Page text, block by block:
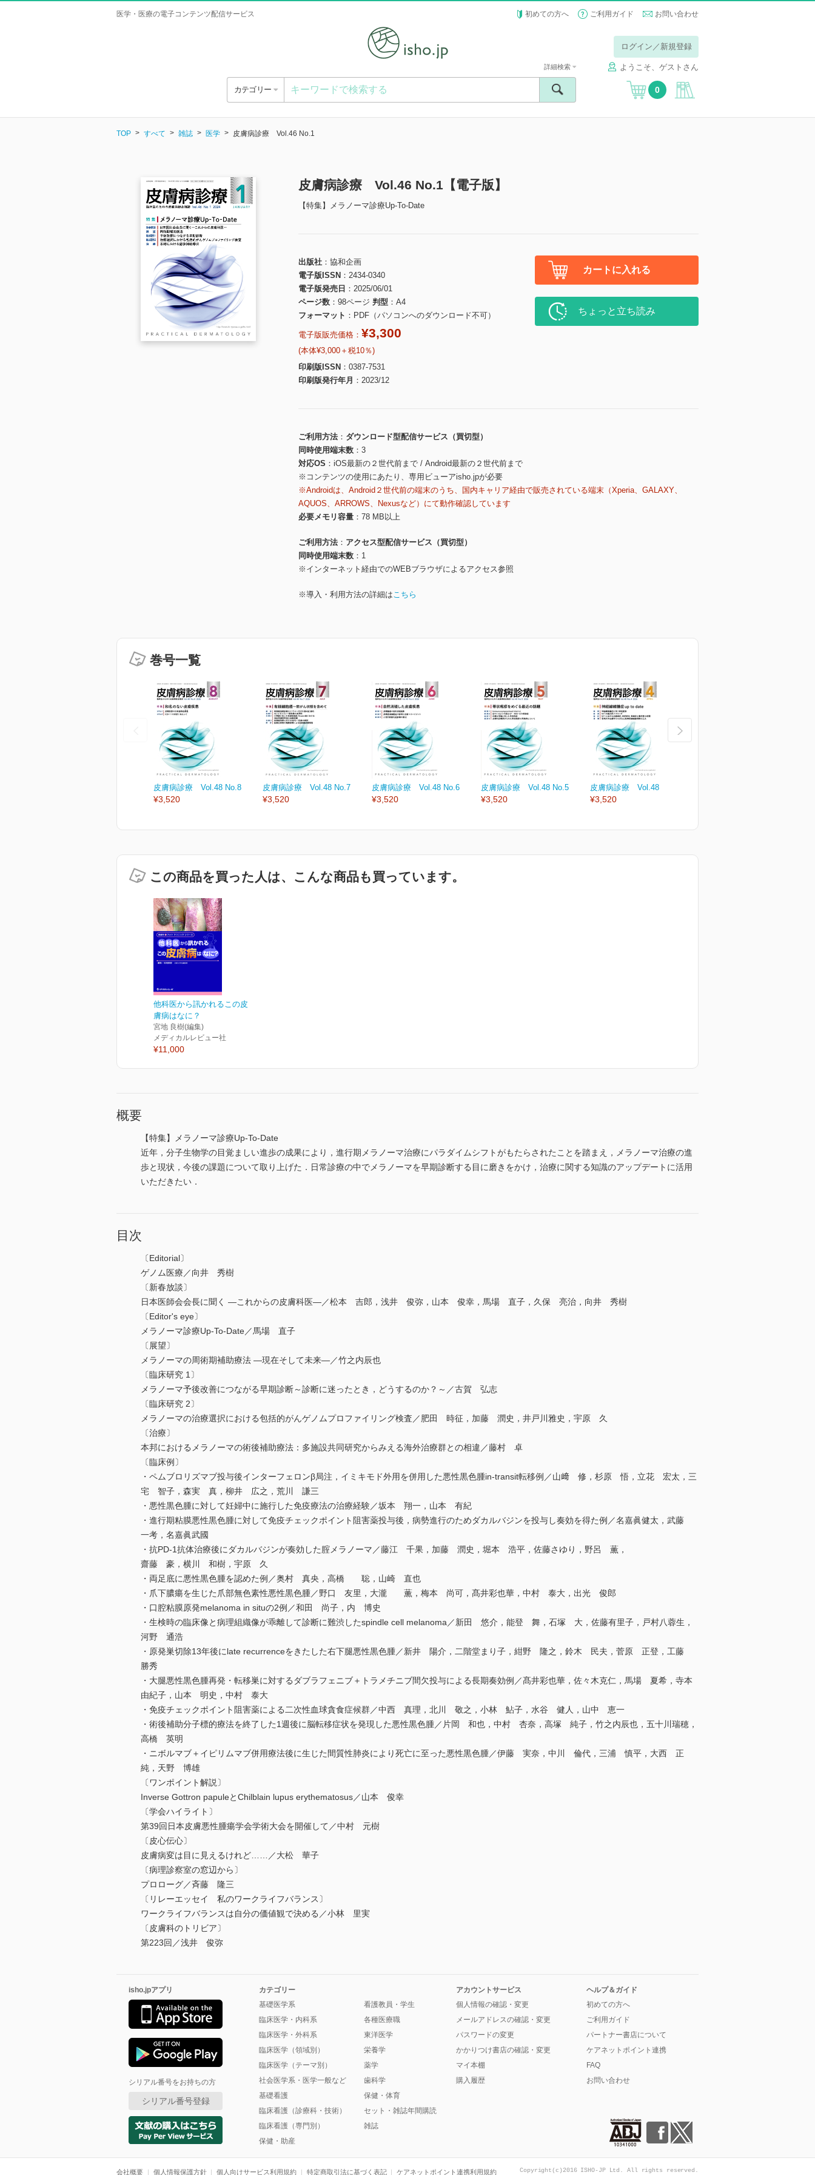
医学・医療の電子コンテンツ配信サービス 初めての方へ ご利用ガイド お問い合わせ
ログイン／新規登録
ようこそ、ゲストさん
カテゴリー
詳細検索
0
TOP すべて 雑誌 医学 皮膚病診療 Vol.46 No.1
皮膚病診療 Vol.46 No.1【電子版】
【特集】メラノーマ診療Up-To-Date
出版社
協和企画
電子版ISSN
2434-0340
電子版発売日
2025/06/01
ページ数
98ページ 判型
A4
フォーマット
PDF（パソコンへのダウンロード不可）
電子版販売価格： ¥3,300
(本体¥3,000＋税10％)
印刷版ISSN
0387-7531
印刷版発行年月
2023/12
カートに入れる
ちょっと立ち読み
ご利用方法
ダウンロード型配信サービス（買切型）
同時使用端末数
3
対応OS
iOS最新の２世代前まで / Android最新の２世代前まで
※コンテンツの使用にあたり、専用ビューアisho.jpが必要
※Androidは、Android２世代前の端末のうち、国内キャリア経由で販売されている端末（Xperia、GALAXY、
AQUOS、ARROWS、Nexusなど）にて動作確認しています
必要メモリ容量
78 MB以上
ご利用方法
アクセス型配信サービス（買切型）
同時使用端末数
1
※インターネット経由でのWEBブラウザによるアクセス参照
※導入・利用方法の詳細はこちら
巻号一覧
皮膚病診療 Vol.48 No.8
¥3,520
皮膚病診療 Vol.48 No.7
¥3,520
皮膚病診療 Vol.48 No.6
¥3,520
皮膚病診療 Vol.48 No.5
¥3,520
皮膚病診療 Vol.48 No.4
¥3,520
この商品を買った人は、こんな商品も買っています。
他科医から訊かれるこの皮
膚病はなに？
宮地 良樹(編集)
メディカルレビュー社
¥11,000
概要
【特集】メラノーマ診療Up-To-Date
近年，分子生物学の目覚ましい進歩の成果により，進行期メラノーマ治療にパラダイムシフトがもたらされたことを踏まえ，メラノーマ治療の進
歩と現状，今後の課題について取り上げた．日常診療の中でメラノーマを早期診断する目に磨きをかけ，治療に関する知識のアップデートに活用
いただきたい．
目次
〔Editorial〕
ゲノム医療／向井 秀樹
〔新春放談〕
日本医師会会長に聞く ―これからの皮膚科医―／松本 吉郎，浅井 俊弥，山本 俊幸，馬場 直子，久保 亮治，向井 秀樹
〔Editor's eye〕
メラノーマ診療Up-To-Date／馬場 直子
〔展望〕
メラノーマの周術期補助療法 ―現在そして未来―／竹之内辰也
〔臨床研究 1〕
メラノーマ予後改善につながる早期診断～診断に迷ったとき，どうするのか？～／古賀 弘志
〔臨床研究 2〕
メラノーマの治療選択における包括的がんゲノムプロファイリング検査／肥田 時征，加藤 潤史，井戸川雅史，宇原 久
〔治療〕
本邦におけるメラノーマの術後補助療法：多施設共同研究からみえる海外治療群との相違／藤村 卓
〔臨床例〕
・ペムブロリズマブ投与後インターフェロンβ局注，イミキモド外用を併用した悪性黒色腫in-transit転移例／山﨑 修，杉原 悟，立花 宏太，三
宅 智子，森実 真，柳井 広之，荒川 謙三
・悪性黒色腫に対して妊婦中に施行した免疫療法の治療経験／坂本 翔一，山本 有紀
・進行期粘膜悪性黒色腫に対して免疫チェックポイント阻害薬投与後，病勢進行のためダカルバジンを投与し奏効を得た例／名嘉眞健太，武藤
一考，名嘉眞武國
・抗PD-1抗体治療後にダカルバジンが奏効した腟メラノーマ／藤江 千果，加藤 潤史，堀本 浩平，佐藤さゆり，野呂 薫，
齋藤 豪，横川 和樹，宇原 久
・両足底に悪性黒色腫を認めた例／奥村 真央，高橋 聡，山崎 直也
・爪下膿瘍を生じた爪部無色素性悪性黒色腫／野口 友里，大瀧 薫，梅本 尚可，髙井彩也華，中村 泰大，出光 俊郎
・口腔粘膜原発melanoma in situの2例／和田 尚子，内 博史
・生検時の臨床像と病理組織像が乖離して診断に難渋したspindle cell melanoma／新田 悠介，能登 舞，石塚 大，佐藤有里子，戸村八蓉生，
河野 通浩
・原発巣切除13年後にlate recurrenceをきたした右下腿悪性黒色腫／新井 陽介，二階堂まり子，紺野 隆之，鈴木 民夫，菅原 正登，工藤
勝秀
・大腿悪性黒色腫再発・転移巣に対するダブラフェニブ＋トラメチニブ間欠投与による長期奏効例／髙井彩也華，佐々木克仁，馬場 夏希，寺本
由紀子，山本 明史，中村 泰大
・免疫チェックポイント阻害薬による二次性血球貪食症候群／中西 真理，北川 敬之，小林 鮎子，水谷 健人，山中 恵一
・術後補助分子標的療法を終了した1週後に脳転移症状を発現した悪性黒色腫／片岡 和也，中村 杏奈，高塚 純子，竹之内辰也，五十川瑞穂，
高橋 英明
・ニボルマブ＋イピリムマブ併用療法後に生じた間質性肺炎により死亡に至った悪性黒色腫／伊藤 実奈，中川 倫代，三浦 慎平，大西 正
純，天野 博雄
〔ワンポイント解説〕
Inverse Gottron papuleとChilblain lupus erythematosus／山本 俊幸
〔学会ハイライト〕
第39回日本皮膚悪性腫瘍学会学術大会を開催して／中村 元樹
〔皮心伝心〕
皮膚病変は目に見えるけれど……／大松 華子
〔病理診察室の窓辺から〕
プロローグ／斉藤 隆三
〔リレーエッセイ 私のワークライフバランス〕
ワークライフバランスは自分の価値観で決める／小林 里実
〔皮膚科のトリビア〕
第223回／浅井 俊弥
isho.jpアプリ
シリアル番号をお持ちの方
シリアル番号登録
カテゴリー
基礎医学系
臨床医学・内科系
臨床医学・外科系
臨床医学（領域別）
臨床医学（テーマ別）
社会医学系・医学一般など
基礎看護
臨床看護（診療科・技術）
臨床看護（専門別）
保健・助産
看護教員・学生
各種医療職
東洋医学
栄養学
薬学
歯科学
保健・体育
セット・雑誌年間購読
雑誌
アカウントサービス
個人情報の確認・変更
メールアドレスの確認・変更
パスワードの変更
かかりつけ書店の確認・変更
マイ本棚
購入履歴
ヘルプ＆ガイド
初めての方へ
ご利用ガイド
パートナー書店について
ケアネットポイント連携
FAQ
お問い合わせ
会社概要 個人情報保護方針 個人向けサービス利用規約 特定商取引法に基づく表記 ケアネットポイント連携利用規約 Copyright(c)2016 ISHO-JP Ltd. All rights reserved.